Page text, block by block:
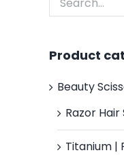
Product
Beauty
Razor Hair
Titanium |